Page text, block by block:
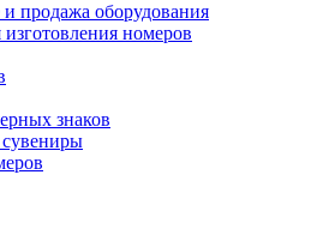
продажа оборудования
номеров
знаков